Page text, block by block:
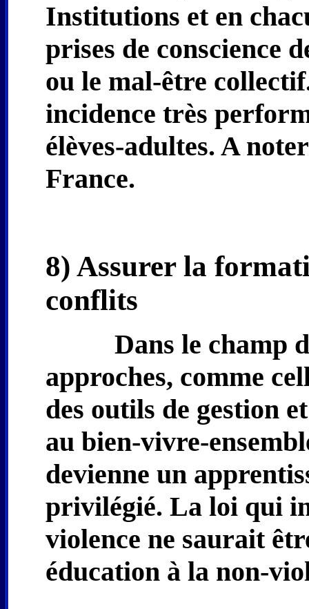
Institutions et en
prises de conscience
ou le mal-être
incidence très
élèves-adultes. A
France.
8) Assurer la
conflits
Dans le champ
approches, comme
des outils de gestion
au bien-vivre-
devienne un
privilégié. La loi qui
violence ne saurait
éducation à la non-